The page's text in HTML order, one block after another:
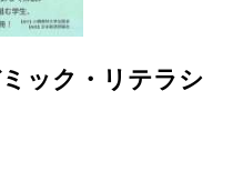
ック・リテラシ